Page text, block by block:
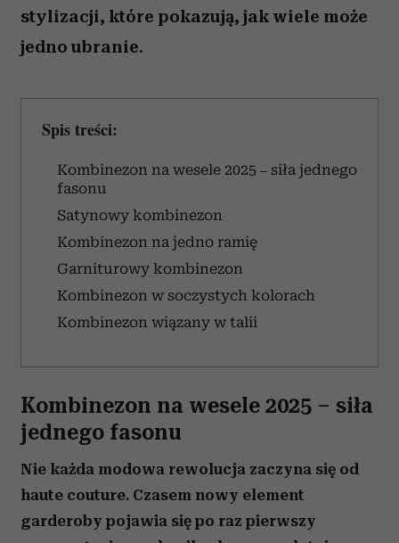
stylizacji, które pokazują, jak wiele może
jedno ubranie.
Spis treści:
Kombinezon na wesele 2025 – siła jednego
fasonu
Satynowy kombinezon
Kombinezon na jedno ramię
Garniturowy kombinezon
Kombinezon w soczystych kolorach
Kombinezon wiązany w talii
Kombinezon na wesele 2025 – siła
jednego fasonu
Nie każda modowa rewolucja zaczyna się od
haute couture. Czasem nowy element
garderoby pojawia się po raz pierwszy